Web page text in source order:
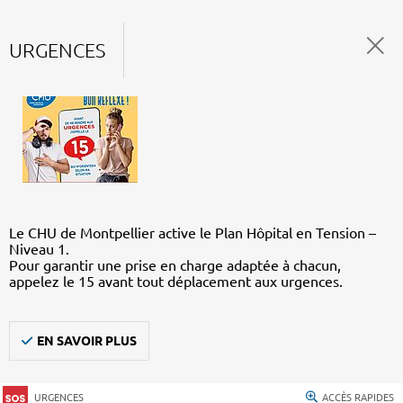
URGENCES
Le CHU de Montpellier active le Plan Hôpital en Tension –
Niveau 1.
Pour garantir une prise en charge adaptée à chacun,
appelez le 15 avant tout déplacement aux urgences.
EN SAVOIR PLUS
URGENCES ACCÈS RAPIDES